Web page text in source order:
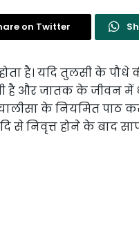
on Twitter
है। यदि तुलसी के पौधे
है और जातक के जीवन
के नियमित पाठ
से निवृत्त होने के बाद